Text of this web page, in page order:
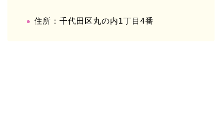
住所：千代田区丸の内1丁目4番